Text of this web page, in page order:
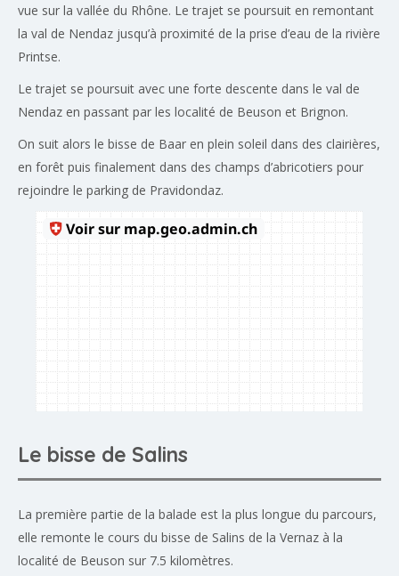
vue sur la vallée du Rhône. Le trajet se poursuit en remontant
la val de Nendaz jusqu’à proximité de la prise d’eau de la rivière
Printse.
Le trajet se poursuit avec une forte descente dans le val de
Nendaz en passant par les localité de Beuson et Brignon.
On suit alors le bisse de Baar en plein soleil dans des clairières,
en forêt puis finalement dans des champs d’abricotiers pour
rejoindre le parking de Pravidondaz.
Le bisse de Salins
La première partie de la balade est la plus longue du parcours,
elle remonte le cours du bisse de Salins de la Vernaz à la
localité de Beuson sur 7.5 kilomètres.